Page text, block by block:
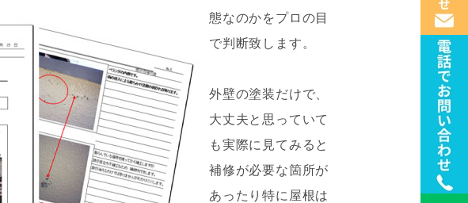
態なのかをプロの目
で判断致します。
外壁の塗装だけで、
大丈夫と思っていて
も実際に見てみると
補修が必要な箇所が
あったり特に屋根は